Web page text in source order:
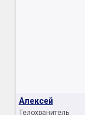
Алексей
Телохранитель